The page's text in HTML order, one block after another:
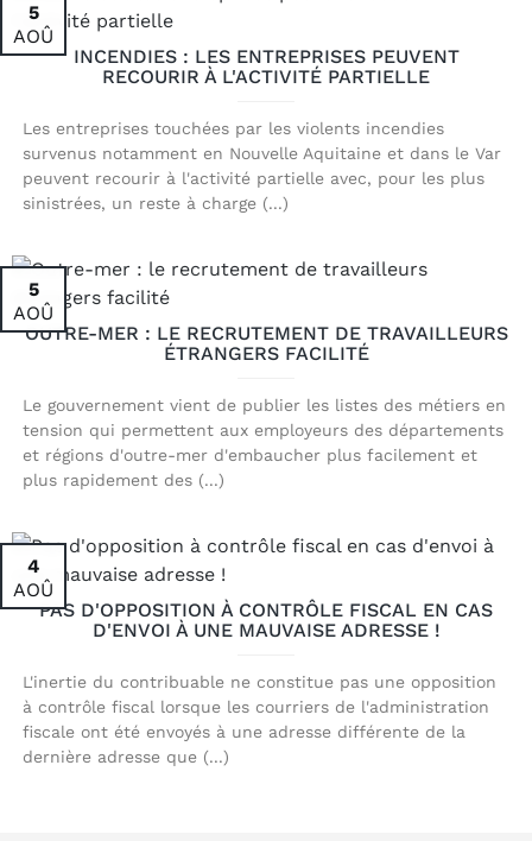
INCENDIES : LES ENTREPRISES PEUVENT
RECOURIR À L'ACTIVITÉ PARTIELLE
5
AOÛ
Les entreprises touchées par les violents incendies
survenus notamment en Nouvelle Aquitaine et dans le Var
peuvent recourir à l'activité partielle avec, pour les plus
sinistrées, un reste à charge (...)
OUTRE-MER : LE RECRUTEMENT DE TRAVAILLEURS
ÉTRANGERS FACILITÉ
5
AOÛ
Le gouvernement vient de publier les listes des métiers en
tension qui permettent aux employeurs des départements
et régions d'outre-mer d'embaucher plus facilement et
plus rapidement des (...)
PAS D'OPPOSITION À CONTRÔLE FISCAL EN CAS
D'ENVOI À UNE MAUVAISE ADRESSE !
4
AOÛ
L'inertie du contribuable ne constitue pas une opposition
à contrôle fiscal lorsque les courriers de l'administration
fiscale ont été envoyés à une adresse différente de la
dernière adresse que (...)